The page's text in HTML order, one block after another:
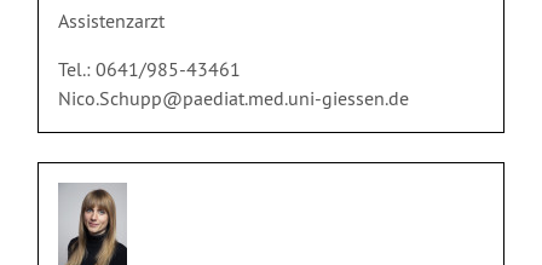
Assistenzarzt
Tel.: 0641/985-43461
Nico.Schupp@paediat.med.uni-giessen.de